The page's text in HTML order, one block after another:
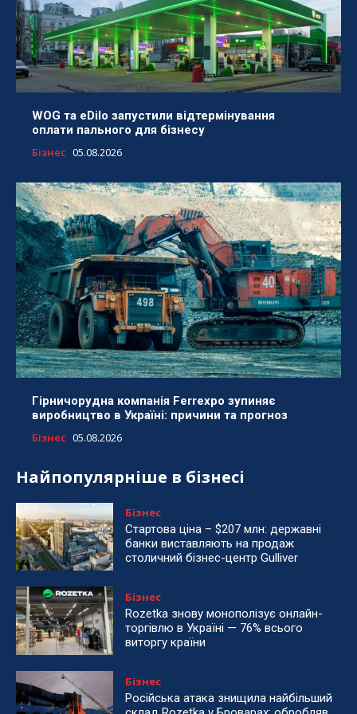
WOG та eDilo запустили відтермінування
оплати пального для бізнесу
Бізнес 05.08.2026
Гірничорудна компанія Ferrexpo зупиняє
виробництво в Україні: причини та прогноз
Бізнес 05.08.2026
Найпопулярніше в бізнесі
Бізнес
Стартова ціна – $207 млн: державні
банки виставляють на продаж
столичний бізнес-центр Gulliver
Бізнес
Rozetka знову монополізує онлайн-
торгівлю в Україні — 76% всього
виторгу країни
Бізнес
Російська атака знищила найбільший